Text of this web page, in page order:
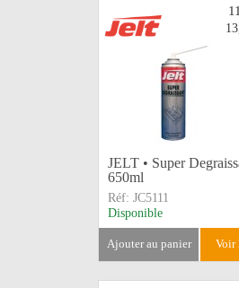
JELT • Super
650ml
Réf: JC5111
Disponible
ajouter au panier